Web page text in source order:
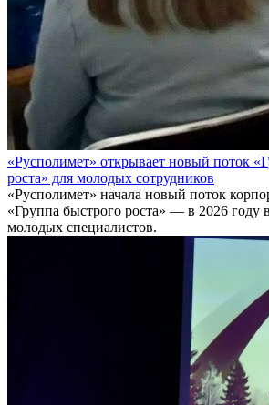
«Русполимет» открывает новый поток
роста» для молодых сотрудников
«Русполимет» начала новый поток
«Группа быстрого роста» — в 2026 году
молодых специалистов.